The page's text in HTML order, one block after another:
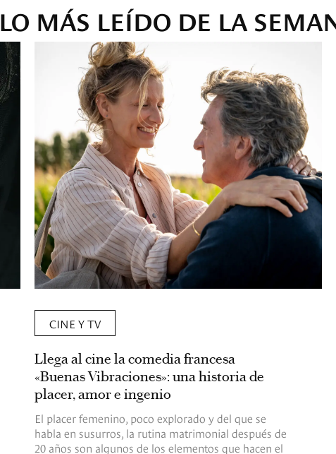
LO MÁS LEÍDO DE LA
CINE Y TV
Llega al cine la comedia francesa
«Buenas Vibraciones»: una historia de
placer, amor e ingenio
El placer femenino, poco explorado y del que se
habla en susurros, la rutina matrimonial después de
20 años son algunos de los elementos que hacen el